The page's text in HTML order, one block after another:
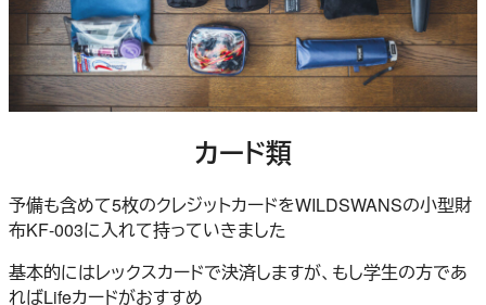
カード類
予備も含めて5枚のクレジットカードをWILDSWANSの小型財
布KF-003に入れて持っていきました
基本的にはレックスカードで決済しますが、もし学生の方であ
ればLifeカードがおすすめ